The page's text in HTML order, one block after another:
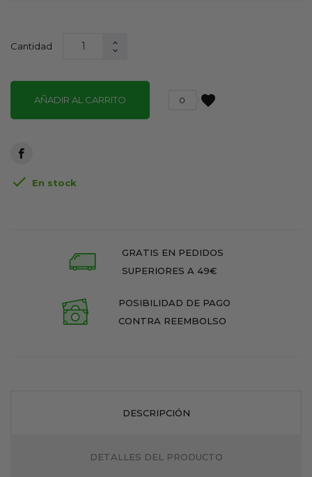
Cantidad
AÑADIR AL CARRITO favorite
0
 En stock
GRATIS EN PEDIDOS
SUPERIORES A 49€
POSIBILIDAD DE PAGO
CONTRA REEMBOLSO
DESCRIPCIÓN
DETALLES DEL PRODUCTO